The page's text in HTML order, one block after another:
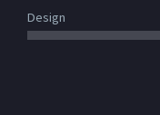
Design